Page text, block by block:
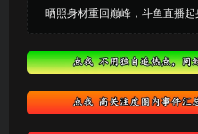
晒照身材重回巅峰，斗鱼直播